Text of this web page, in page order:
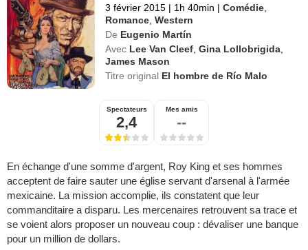
3 février 2015 | 1h 40min | Comédie,
Romance,Western
De Eugenio Martín
Avec Lee Van Cleef,Gina Lollobrigida,
James Mason
Titre original El hombre de Río Malo
Spectateurs
2,4
Mes amis
--
En échange d'une somme d'argent, Roy King et ses hommes
acceptent de faire sauter une église servant d'arsenal à l'armée
mexicaine. La mission accomplie, ils constatent que leur
commanditaire a disparu. Les mercenaires retrouvent sa trace et
se voient alors proposer un nouveau coup : dévaliser une banque
pour un million de dollars.